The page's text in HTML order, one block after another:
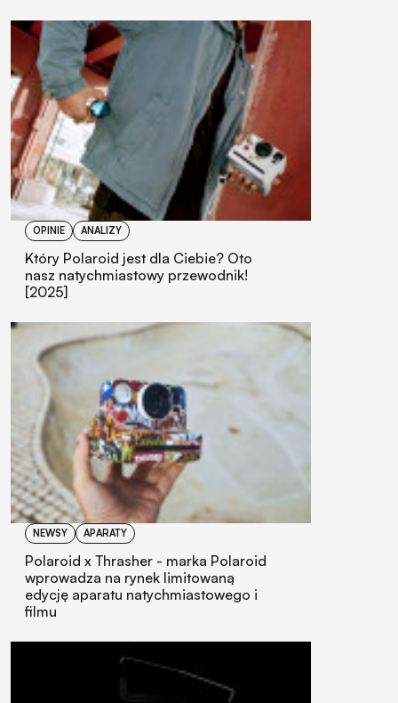
OPINIE ANALIZY
Który Polaroid jest dla Ciebie? Oto
nasz natychmiastowy przewodnik!
[2025]
NEWSY APARATY
Polaroid x Thrasher - marka Polaroid
wprowadza na rynek limitowaną
edycję aparatu natychmiastowego i
filmu